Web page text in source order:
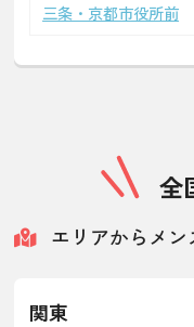
三条・京都市役所前
全
エリアからメ
関東